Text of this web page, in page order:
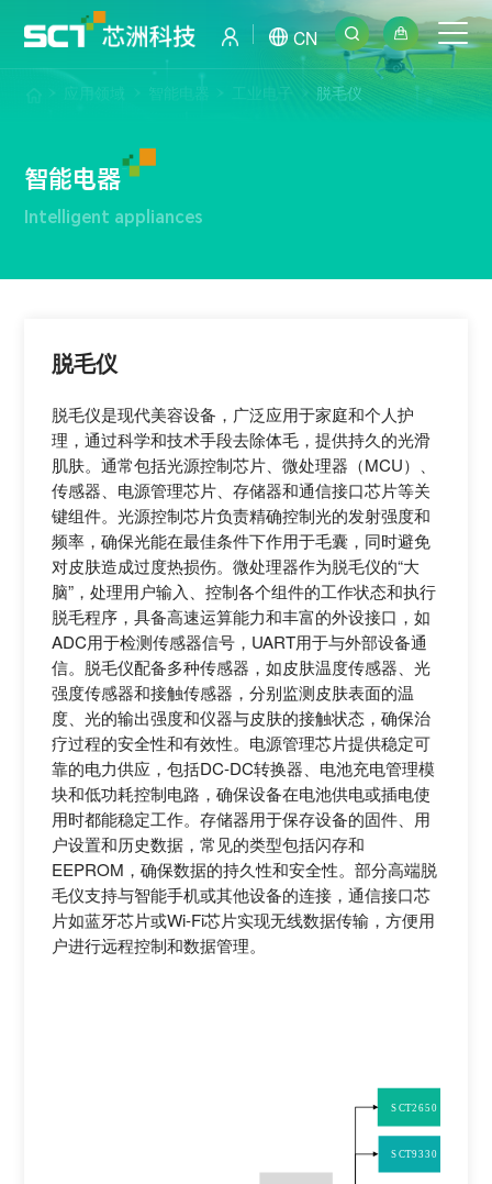
CN
应用领域 智能电器 工业电子 脱毛仪
智能电器
Intelligent appliances
脱毛仪
脱毛仪是现代美容设备，广泛应用于家庭和个人护
理，通过科学和技术手段去除体毛，提供持久的光滑
肌肤。通常包括光源控制芯片、微处理器（MCU）、
传感器、电源管理芯片、存储器和通信接口芯片等关
键组件。光源控制芯片负责精确控制光的发射强度和
频率，确保光能在最佳条件下作用于毛囊，同时避免
对皮肤造成过度热损伤。微处理器作为脱毛仪的“大
脑”，处理用户输入、控制各个组件的工作状态和执行
脱毛程序，具备高速运算能力和丰富的外设接口，如
ADC用于检测传感器信号，UART用于与外部设备通
信。脱毛仪配备多种传感器，如皮肤温度传感器、光
强度传感器和接触传感器，分别监测皮肤表面的温
度、光的输出强度和仪器与皮肤的接触状态，确保治
疗过程的安全性和有效性。电源管理芯片提供稳定可
靠的电力供应，包括DC-DC转换器、电池充电管理模
块和低功耗控制电路，确保设备在电池供电或插电使
用时都能稳定工作。存储器用于保存设备的固件、用
户设置和历史数据，常见的类型包括闪存和
EEPROM，确保数据的持久性和安全性。部分高端脱
毛仪支持与智能手机或其他设备的连接，通信接口芯
片如蓝牙芯片或Wi-Fi芯片实现无线数据传输，方便用
户进行远程控制和数据管理。
SCT2650
SCT9330